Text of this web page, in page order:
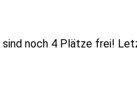
noch 4 Plätze frei!